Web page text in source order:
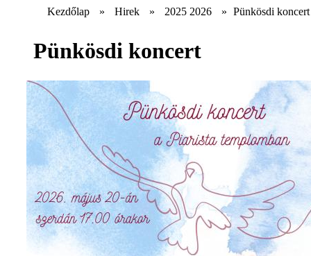
Kezdőlap » Hirek » 2025 2026 » Pünkösdi koncert
Pünkösdi koncert